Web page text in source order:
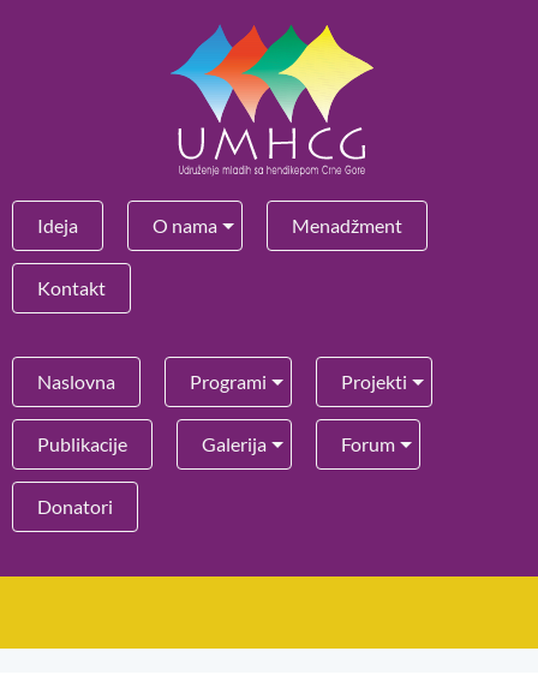
Ideja O nama Menadžment
Kontakt
Naslovna Programi Projekti
Publikacije Galerija Forum
Donatori